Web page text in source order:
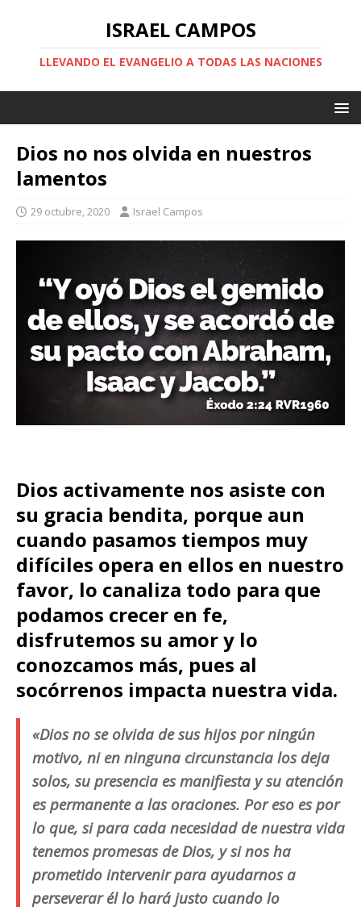
ISRAEL CAMPOS
LLEVANDO EL EVANGELIO A TODAS LAS NACIONES
Dios no nos olvida en nuestros
lamentos
29 octubre, 2020 Israel Campos
Dios activamente nos asiste con
su gracia bendita, porque aun
cuando pasamos tiempos muy
difíciles opera en ellos en nuestro
favor, lo canaliza todo para que
podamos crecer en fe,
disfrutemos su amor y lo
conozcamos más, pues al
socórrenos impacta nuestra vida.
«Dios no se olvida de sus hijos por ningún
motivo, ni en ninguna circunstancia los deja
solos, su presencia es manifiesta y su atención
es permanente a las oraciones. Por eso es por
lo que, si para cada necesidad de nuestra vida
tenemos promesas de Dios, y si nos ha
prometido intervenir para ayudarnos a
perseverar él lo hará justo cuando lo